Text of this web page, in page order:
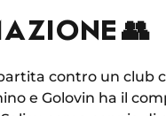
👥
contro un club
e Golovin ha il